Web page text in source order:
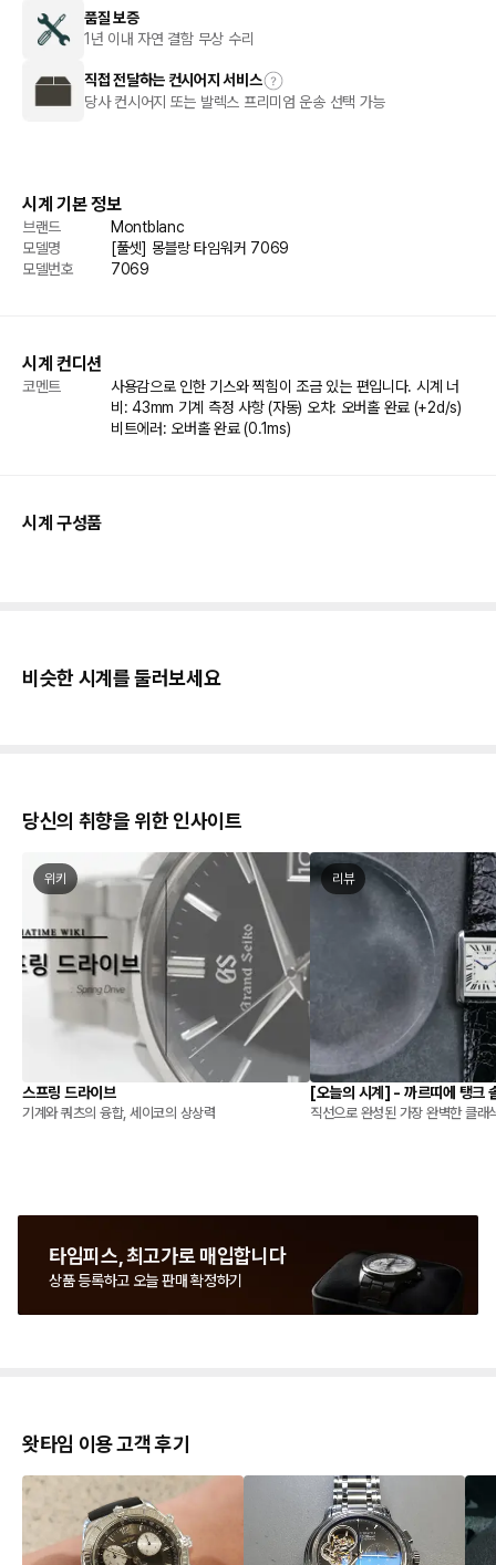
품질 보증
1년 이내 자연 결함 무상 수리
직접 전달하는 컨시어지 서비스
당사 컨시어지 또는 발렉스 프리미엄 운송 선택 가능
시계 기본 정보
브랜드
Montblanc
모델명
[풀셋] 몽블랑 타임워커 7069
모델번호
7069
시계 컨디션
코멘트
사용감으로 인한 기스와 찍힘이 조금 있는 편입니다. 시계 너
비: 43mm 기계 측정 사항 (자동) 오차: 오버홀 완료 (+2d/s)
비트에러: 오버홀 완료 (0.1ms)
시계 구성품
비슷한 시계를 둘러보세요
당신의 취향을 위한 인사이트
위키
스프링 드라이브
기계와 쿼츠의 융합, 세이코의 상상력
리뷰
[오늘의 시계] - 까르띠에 탱크
직선으로 완성된 가장 완벽한 클래
타임피스, 최고가로 매입합니다
상품 등록하고 오늘 판매 확정하기
왓타임 이용 고객 후기